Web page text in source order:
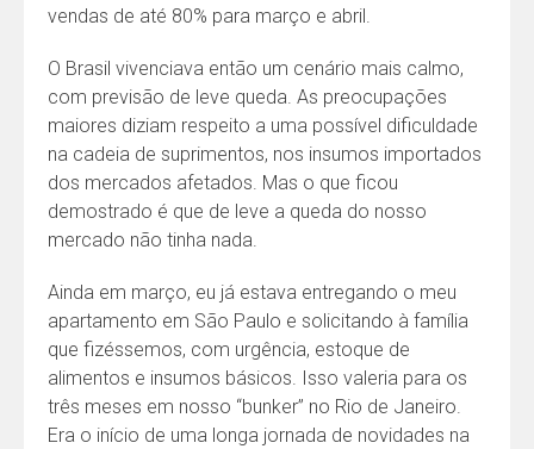
vendas de até 80% para março e abril.
O Brasil vivenciava então um cenário mais calmo,
com previsão de leve queda. As preocupações
maiores diziam respeito a uma possível dificuldade
na cadeia de suprimentos, nos insumos importados
dos mercados afetados. Mas o que ficou
demostrado é que de leve a queda do nosso
mercado não tinha nada.
Ainda em março, eu já estava entregando o meu
apartamento em São Paulo e solicitando à família
que fizéssemos, com urgência, estoque de
alimentos e insumos básicos. Isso valeria para os
três meses em nosso “bunker” no Rio de Janeiro.
Era o início de uma longa jornada de novidades na